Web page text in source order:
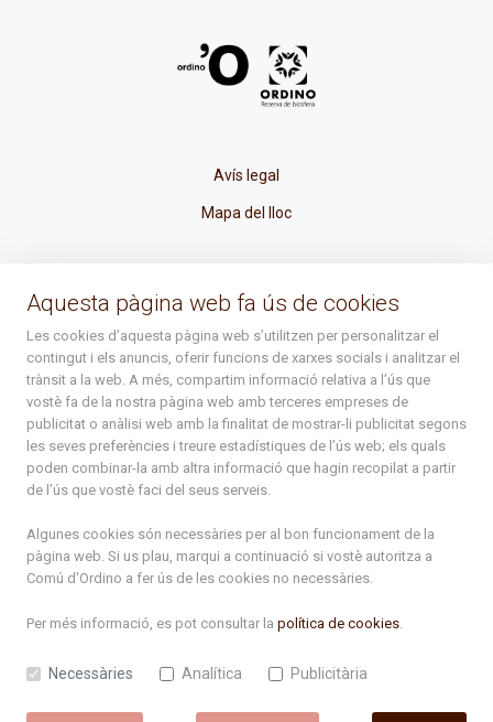
Avís legal
Mapa del lloc
atenciociutadana@ordino.ad
+376 878 100
De Dl. a Dv. : de 8 a 16h (els divendres a partir de l'1 de juny
fins al divendres de la setmana de Meritxell : de 8 a 14h)
Subscriu-te
Aquesta pàgina web fa ús de cookies
Les cookies d’aquesta pàgina web s’utilitzen per personalitzar el
contingut i els anuncis, oferir funcions de xarxes socials i analitzar el
trànsit a la web. A més, compartim informació relativa a l’ús que
vostè fa de la nostra pàgina web amb terceres empreses de
publicitat o anàlisi web amb la finalitat de mostrar-li publicitat segons
les seves preferències i treure estadístiques de l’ús web; els quals
poden combinar-la amb altra informació que hagin recopilat a partir
de l’ús que vostè faci del seus serveis.
Algunes cookies són necessàries per al bon funcionament de la
pàgina web. Si us plau, marqui a continuació si vostè autoritza a
Comú d'Ordino a fer ús de les cookies no necessàries.
Per més informació, es pot consultar la política de cookies.
Necessàries Analítica Publicitària